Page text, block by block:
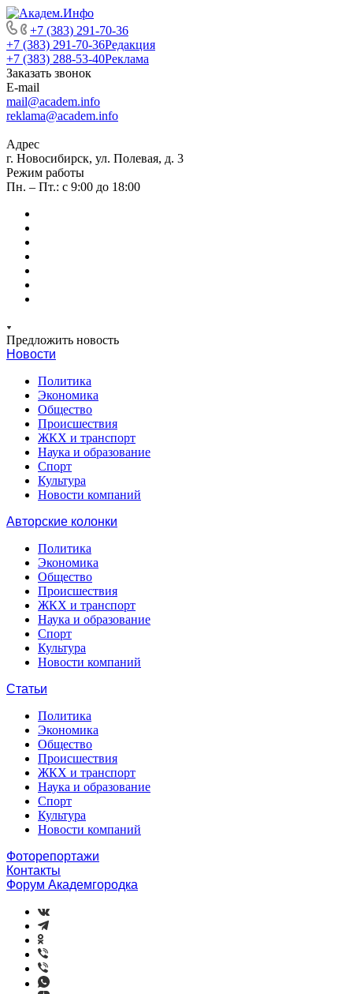
+7 (383) 291-70-36
+7 (383) 291-70-36Редакция
+7 (383) 288-53-40Реклама
Заказать звонок
E-mail
mail@academ.info
reklama@academ.info
Адрес
г. Новосибирск, ул. Полевая, д. 3
Режим работы
Пн. – Пт.: с 9:00 до 18:00
Предложить новость
Новости
Политика
Экономика
Общество
Происшествия
ЖКХ и транспорт
Наука и образование
Спорт
Культура
Новости компаний
Авторские колонки
Политика
Экономика
Общество
Происшествия
ЖКХ и транспорт
Наука и образование
Спорт
Культура
Новости компаний
Статьи
Политика
Экономика
Общество
Происшествия
ЖКХ и транспорт
Наука и образование
Спорт
Культура
Новости компаний
Фоторепортажи
Контакты
Форум Академгородка